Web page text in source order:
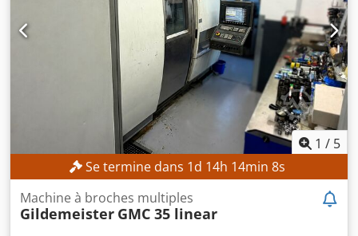
1 / 5
Se termine dans 1d 14h 14min 5s
Machine à broches multiples
Gildemeister GMC 35 linear